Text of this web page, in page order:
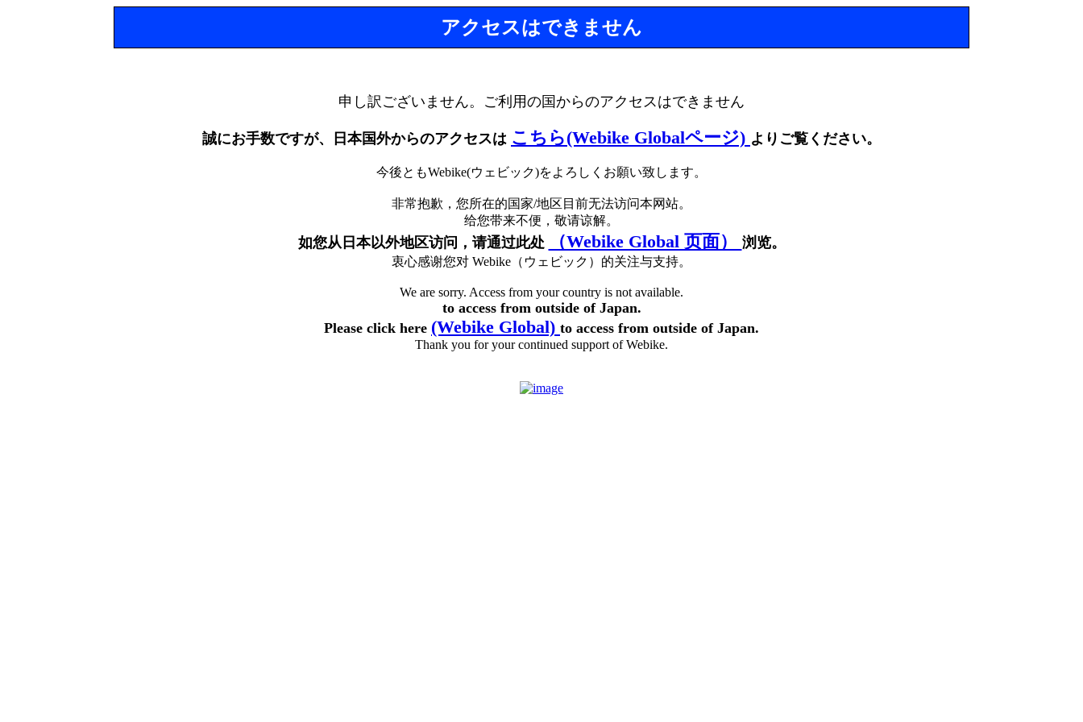
アクセスはできません
申し訳ございません。ご利用の国からのアクセスはできません
誠にお手数ですが、日本国外からのアクセスは こちら(Webike Globalページ) よりご覧ください。
今後ともWebike(ウェビック)をよろしくお願い致します。
非常抱歉，您所在的国家/地区目前无法访问本网站。
给您带来不便，敬请谅解。
如您从日本以外地区访问，请通过此处 （Webike Global 页面） 浏览。
衷心感谢您对 Webike（ウェビック）的关注与支持。
We are sorry. Access from your country is not available.
to access from outside of Japan.
Please click here (Webike Global) to access from outside of Japan.
Thank you for your continued support of Webike.